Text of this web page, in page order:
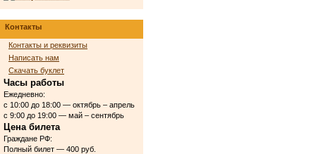
Контакты
Контакты и реквизиты
Написать нам
Скачать буклет
Часы работы
Ежедневно:
с 10:00 до 18:00 — октябрь – апрель
с 9:00 до 19:00 — май – сентябрь
Цена билета
Граждане РФ:
Полный билет — 400 руб.